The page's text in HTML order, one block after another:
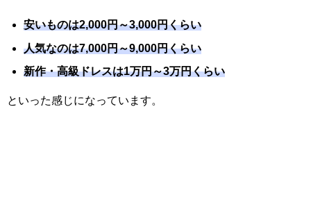
安いものは2,000円～3,000円くらい
人気なのは7,000円～9,000円くらい
新作・高級ドレスは1万円～3万円くらい
といった感じになっています。